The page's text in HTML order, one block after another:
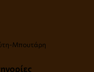
Μπουτάρη